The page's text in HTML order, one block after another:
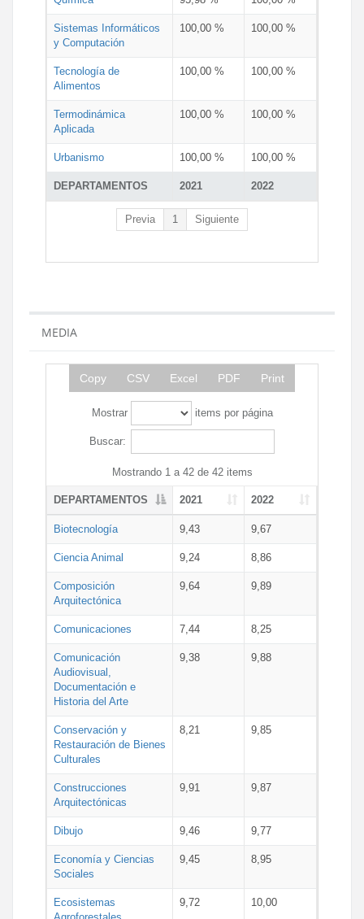
DEPARTAMENTOS 2021 2022
Sistemas Informáticos
y Computación
100,00 % 100,00 %
Tecnología de
Alimentos
100,00 % 100,00 %
Termodinámica
Aplicada
100,00 % 100,00 %
Urbanismo 100,00 % 100,00 %
Previa 1 Siguiente
MEDIA
Copy CSV Excel PDF Print
Mostrar items por página
Buscar:
Mostrando 1 a 42 de 42 items
DEPARTAMENTOS 2021 2022
Biotecnología 9,43 9,67
Ciencia Animal 9,24 8,86
Composición
Arquitectónica
9,64 9,89
Comunicaciones 7,44 8,25
Comunicación
Audiovisual,
Documentación e
Historia del Arte
9,38 9,88
Conservación y
Restauración de Bienes
Culturales
8,21 9,85
Construcciones
Arquitectónicas
9,91 9,87
Dibujo 9,46 9,77
Economía y Ciencias
Sociales
9,45 8,95
Ecosistemas
9,72 10,00